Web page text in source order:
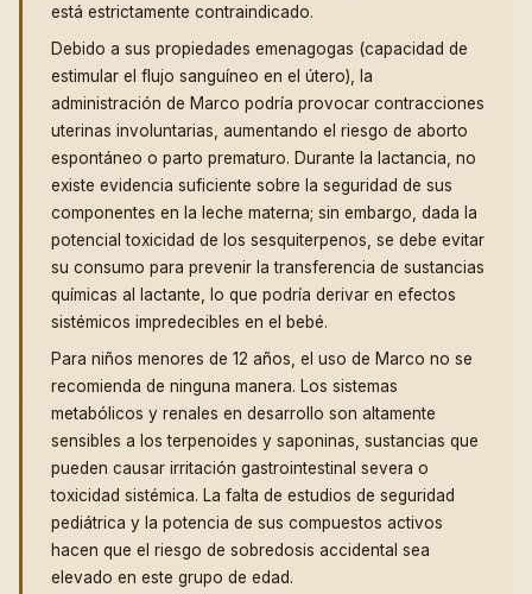
está estrictamente contraindicado.
Debido a sus propiedades emenagogas (capacidad de
estimular el flujo sanguíneo en el útero), la
administración de Marco podría provocar contracciones
uterinas involuntarias, aumentando el riesgo de aborto
espontáneo o parto prematuro. Durante la lactancia, no
existe evidencia suficiente sobre la seguridad de sus
componentes en la leche materna; sin embargo, dada la
potencial toxicidad de los sesquiterpenos, se debe evitar
su consumo para prevenir la transferencia de sustancias
químicas al lactante, lo que podría derivar en efectos
sistémicos impredecibles en el bebé.
Para niños menores de 12 años, el uso de Marco no se
recomienda de ninguna manera. Los sistemas
metabólicos y renales en desarrollo son altamente
sensibles a los terpenoides y saponinas, sustancias que
pueden causar irritación gastrointestinal severa o
toxicidad sistémica. La falta de estudios de seguridad
pediátrica y la potencia de sus compuestos activos
hacen que el riesgo de sobredosis accidental sea
elevado en este grupo de edad.